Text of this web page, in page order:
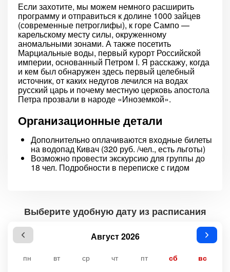
Если захотите, мы можем немного расширить
программу и отправиться к долине 1000 зайцев
(современные петроглифы), к горе Сампо —
карельскому месту силы, окруженному
аномальными зонами. А также посетить
Марциальные воды, первый курорт Российской
империи, основанный Петром I. Я расскажу, когда
и кем был обнаружен здесь первый целебный
источник, от каких недугов лечился на водах
русский царь и почему местную церковь апостола
Петра прозвали в народе «Иноземкой».
Организационные детали
Дополнительно оплачиваются входные билеты
на водопад Кивач (320 руб. /чел., есть льготы)
Возможно провести экскурсию для группы до
18 чел. Подробности в переписке с гидом
Выберите удобную дату из расписания
Август 2026
пн вт ср чт пт сб вс